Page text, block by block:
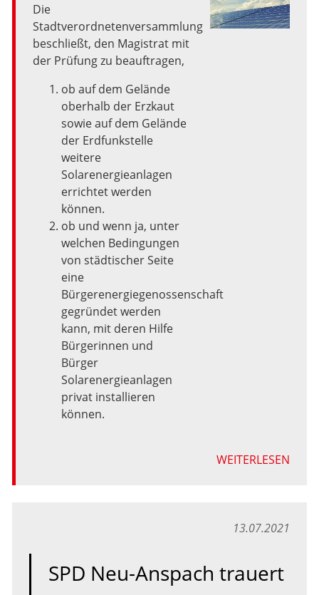
Die
Stadtverordnetenversammlung
beschließt, den Magistrat mit
der Prüfungzu beauftragen,
ob auf dem Gelände
oberhalb der Erzkaut
sowieauf dem Gelände
der Erdfunkstelle
weitere
Solarenergieanlagen
errichtetwerden
können.
ob und wenn ja, unter
welchen Bedingungen
von städtischerSeite
eine
Bürgerenergiegenossenschaft
gegründetwerden
kann, mit deren Hilfe
Bürgerinnen und
Bürger
Solarenergieanlagen
privat installieren
können.
WEITERLESEN
13.07.2021
SPD Neu-Anspach trauert